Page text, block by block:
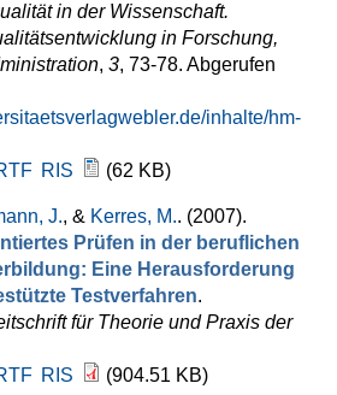
in der Wissenschaft.
in Forschung,
, 3, 73-78. Abgerufen
inhalte/hm-
RIS (62 KB)
J., & Kerres, M.. (2007).
Prüfen in der beruflichen
Eine Herausforderung
Testverfahren.
für Theorie und Praxis der
RIS (904.51 KB)